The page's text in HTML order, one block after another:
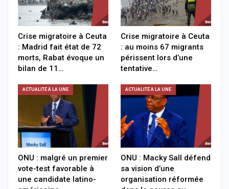
Crise migratoire à Ceuta
: Madrid fait état de 72
morts, Rabat évoque un
bilan de 11…
Crise migratoire à Ceuta
: au moins 67 migrants
périssent lors d’une
tentative…
ACTUALITÉ À LA UNE
ONU : malgré un premier
vote-test favorable à
une candidate latino-
ACTUALITÉ À LA UNE
ONU : Macky Sall défend
sa vision d’une
organisation réformée